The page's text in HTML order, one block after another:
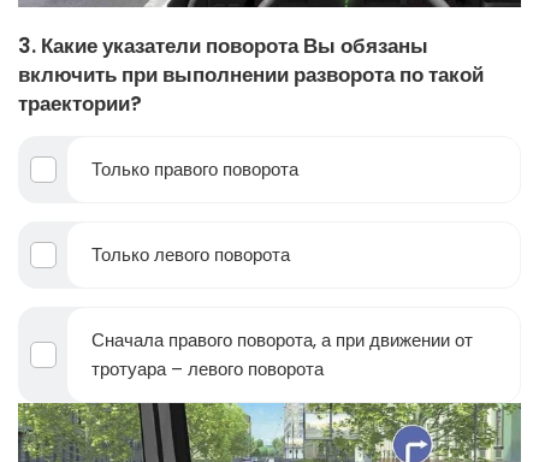
3. Какие указатели поворота Вы обязаны
включить при выполнении разворота по такой
траектории?
Только правого поворота
Только левого поворота
Сначала правого поворота, а при движении от
тротуара – левого поворота